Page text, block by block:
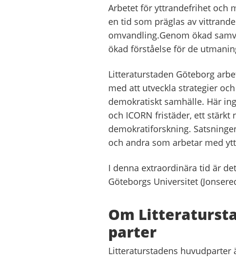
Arbetet för yttrandefrihet och
en tid som präglas av
omvandling.Genom ökad
ökad förståelse för de
Litteraturstaden Göteborg
med att utveckla strategier
demokratiskt samhälle. Här
och ICORN fristäder, ett
demokratiforskning.
och andra som arbetar med
I denna extraordinära tid är
Göteborgs Universitet
Om
parter
Litteraturstadens huvudparter